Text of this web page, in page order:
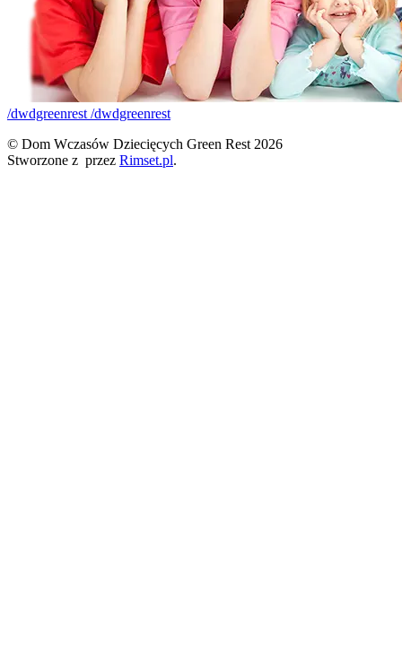
/dwdgreenrest /dwdgreenrest
© Dom Wczasów Dziecięcych Green Rest 2026
Stworzone z przez Rimset.pl.